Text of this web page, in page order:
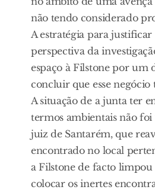
não tendo considerado
A estratégia para
perspectiva da
espaço à Filstone por
concluir que esse negócio
A situação de a junta ter
termos ambientais não
juiz de Santarém, que
encontrado no local
a Filstone de facto
colocar os inertes